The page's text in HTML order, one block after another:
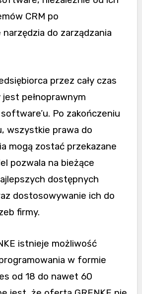
CRM po
do zarządzania
przez cały czas
pełnoprawnym
Po zakończeniu
wszystkie prawa do
mogą zostać przekazane
pozwala na bieżące
dostępnych
dostosowywanie ich do
firmy.
istnieje możliwość
w formie
od 18 do nawet 60